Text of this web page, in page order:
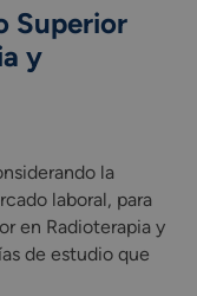
Superior
y
la
laboral, para
en Radioterapia y
de estudio que